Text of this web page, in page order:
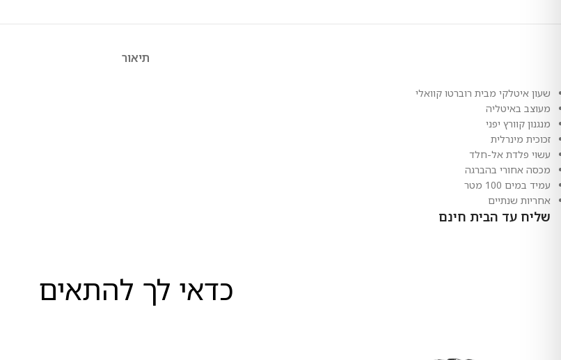
תיאור
שעון איטלקי מבית רוברטו קוואלי
מעוצב באיטליה
מנגנון קוורץ יפני
זכוכית מינרלית
עשוי פלדת אל-חלד
מכסה אחורי בהברגה
עמיד במים 100 מטר
אחריות שנתיים
שליח עד הבית חינם
כדאי לך להתאים